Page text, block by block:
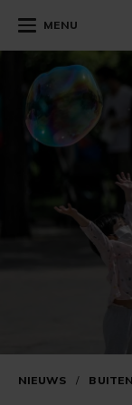
MENU
NIEUWS /